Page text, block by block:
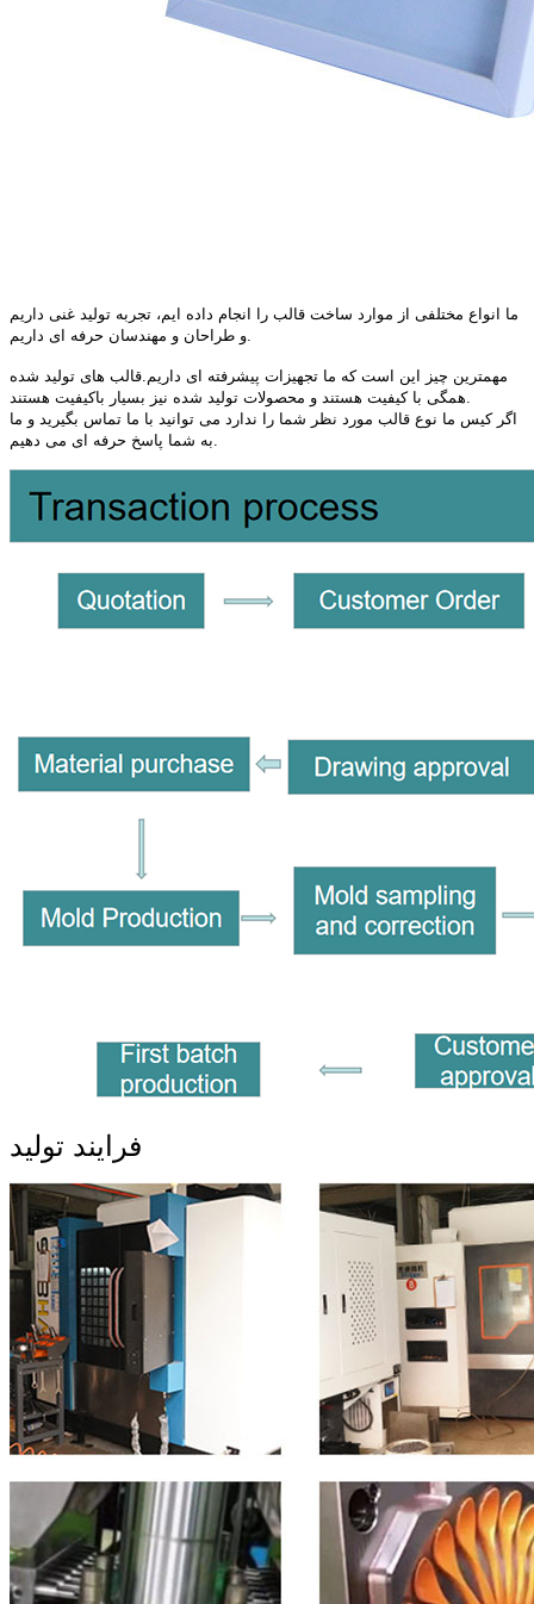
ما انواع مختلفی از موارد ساخت قالب را انجام داده ایم، تجربه تولید غنی داریم
و طراحان و مهندسان حرفه ای داریم.
مهمترین چیز این است که ما تجهیزات پیشرفته ای داریم.قالب های تولید شده
همگی با کیفیت هستند و محصولات تولید شده نیز بسیار باکیفیت هستند.
اگر کیس ما نوع قالب مورد نظر شما را ندارد می توانید با ما تماس بگیرید و ما
به شما پاسخ حرفه ای می دهیم.
فرایند تولید